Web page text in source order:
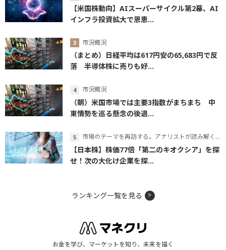
【米国株動向】AIスーパーサイクル第2幕、AI
インフラ投資拡大で恩恵...
市況概況
（まとめ）日経平均は617円安の65,683円で反
落 半導体株に売りも好...
市況概況
（朝）米国市場では主要3指数がまちまち 中
東情勢を巡る懸念の後退...
市場のテーマを再訪する。アナリストが読み解くテーマの本質
【日本株】株価77倍「第二のキオクシア」を探
せ！次の大化け企業を探...
ランキング一覧を見る
お金を学び、マーケットを知り、未来を描く